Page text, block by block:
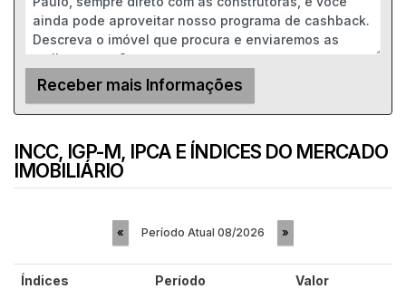
INCC, IGP-M, IPCA E ÍNDICES DO MERCADO
IMOBILIÁRIO
« Período Atual 08/2026 »
Índices Período Valor